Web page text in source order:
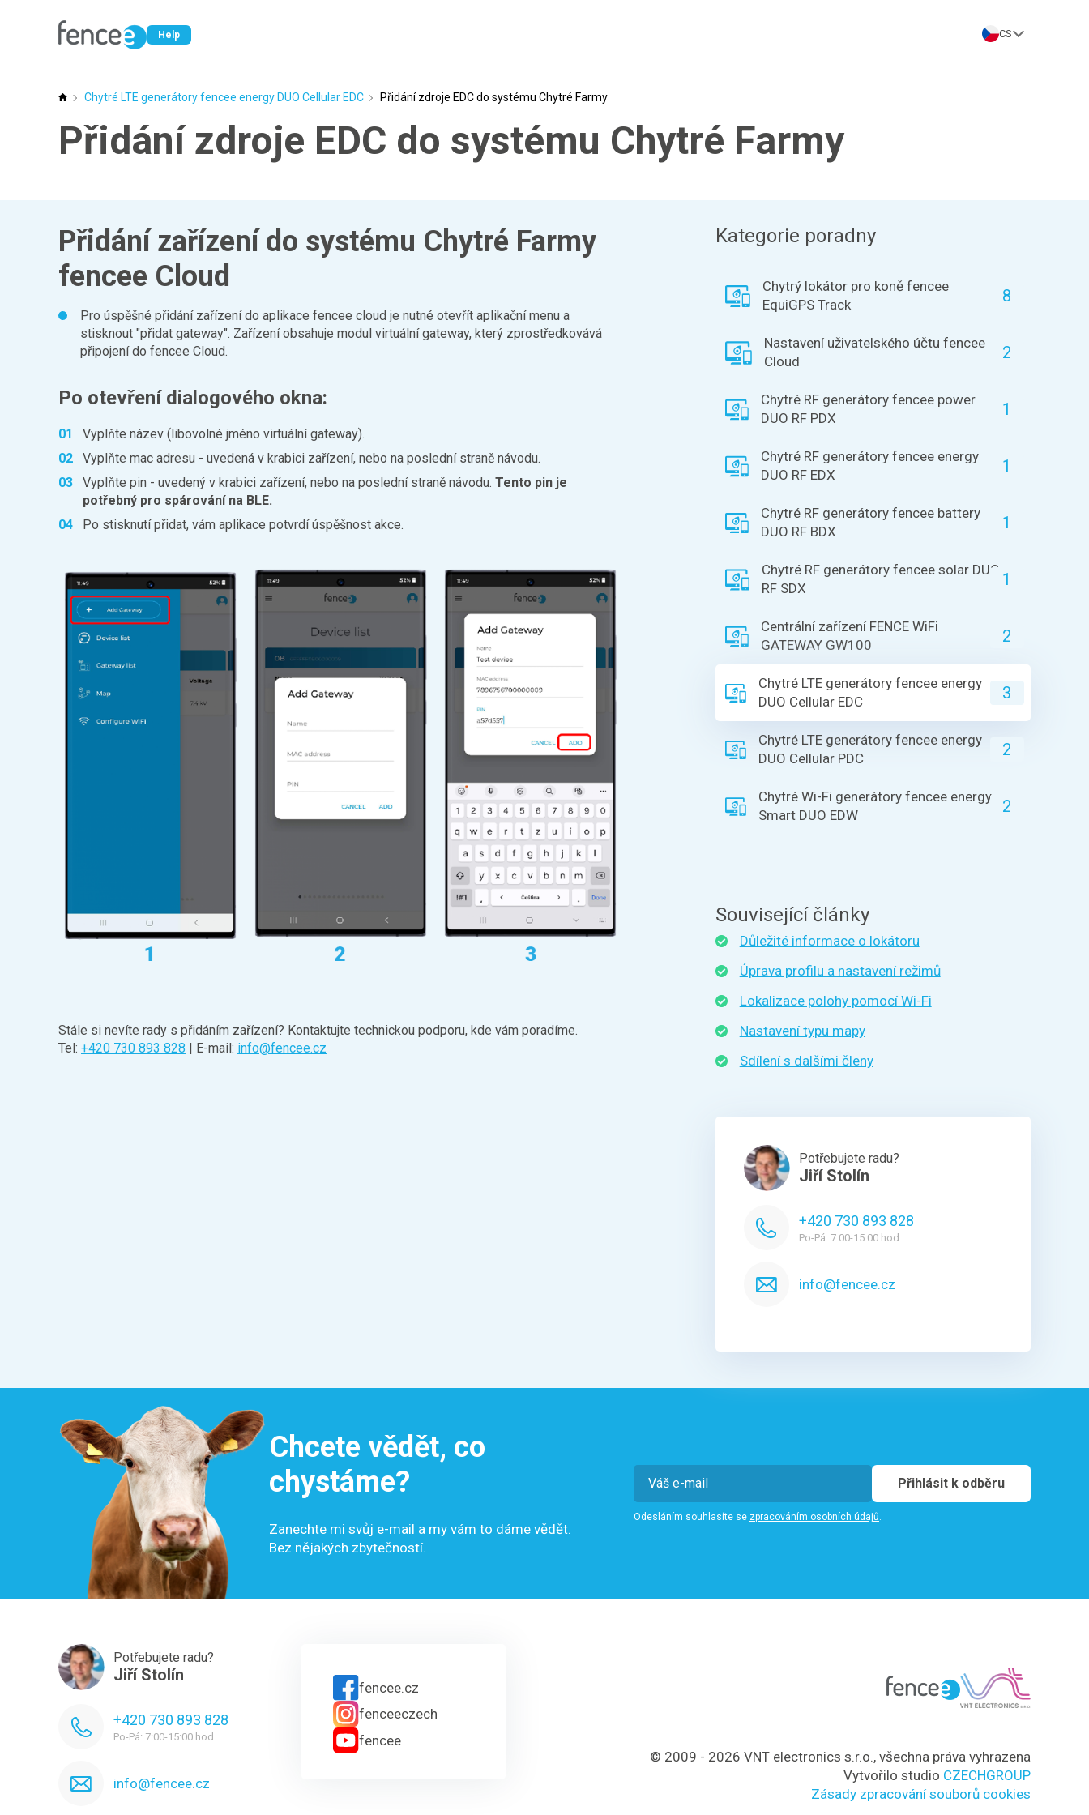
Help CS
Poradna fencee
Chytré LTE generátory fencee energy DUO Cellular EDC Přidání zdroje EDC do systému Chytré Farmy
Přidání zdroje EDC do systému Chytré Farmy
Přidání zařízení do systému Chytré Farmy
fencee Cloud
Pro úspěšné přidání zařízení do aplikace fencee cloud je nutné otevřít aplikační menu a
stisknout "přidat gateway". Zařízení obsahuje modul virtuální gateway, který zprostředkovává
připojení do fencee Cloud.
Po otevření dialogového okna:
Vyplňte název (libovolné jméno virtuální gateway).
Vyplňte mac adresu - uvedená v krabici zařízení, nebo na poslední straně návodu.
Vyplňte pin - uvedený v krabici zařízení, nebo na poslední straně návodu. Tento pin je
potřebný pro spárování na BLE.
Po stisknutí přidat, vám aplikace potvrdí úspěšnost akce.
Stále si nevíte rady s přidáním zařízení? Kontaktujte technickou podporu, kde vám poradíme.
Tel: +420 730 893 828 | E-mail: info@fencee.cz
Kategorie poradny
Chytrý lokátor pro koně fencee
EquiGPS Track
8
Nastavení uživatelského účtu fencee
Cloud
2
Chytré RF generátory fencee power
DUO RF PDX
1
Chytré RF generátory fencee energy
DUO RF EDX
1
Chytré RF generátory fencee battery
DUO RF BDX
1
Chytré RF generátory fencee solar DUO
RF SDX
1
Centrální zařízení FENCE WiFi
GATEWAY GW100
2
Chytré LTE generátory fencee energy
DUO Cellular EDC
3
Chytré LTE generátory fencee energy
DUO Cellular PDC
2
Chytré Wi-Fi generátory fencee energy
Smart DUO EDW
2
Související články
Důležité informace o lokátoru
Úprava profilu a nastavení režimů
Lokalizace polohy pomocí Wi-Fi
Nastavení typu mapy
Sdílení s dalšími členy
Potřebujete radu?
Jiří Stolín
+420 730 893 828
Po-Pá: 7:00-15:00 hod
info@fencee.cz
Chcete vědět, co
chystáme?
Zanechte mi svůj e-mail a my vám to dáme vědět.
Bez nějakých zbytečností.
Přihlásit k odběru
Odesláním souhlasíte se zpracováním osobních údajů
Potřebujete radu?
Jiří Stolín
+420 730 893 828
Po-Pá: 7:00-15:00 hod
info@fencee.cz
fencee.cz
fenceeczech
fencee
© 2009 - 2026 VNT electronics s.r.o., všechna práva vyhrazena
Vytvořilo studio CZECHGROUP
Zásady zpracování souborů cookies